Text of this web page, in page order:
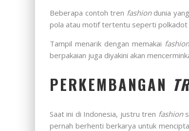
Beberapa contoh tren fashiondunia
pola atau motif tertentu seperti polkadot
Tampil menarik dengan memakai
berpakaian juga diyakini akan
PERKEMBANGAN
Saat ini di Indonesia, justru tren fashion
pernah berhenti berkarya untuk